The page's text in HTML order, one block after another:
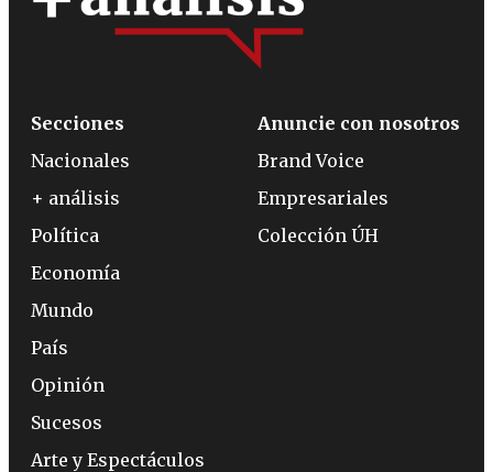
Secciones
Nacionales
+ análisis
Política
Economía
Mundo
País
Opinión
Sucesos
Arte y Espectáculos
Anuncie con nosotros
Brand Voice
Empresariales
Colección ÚH